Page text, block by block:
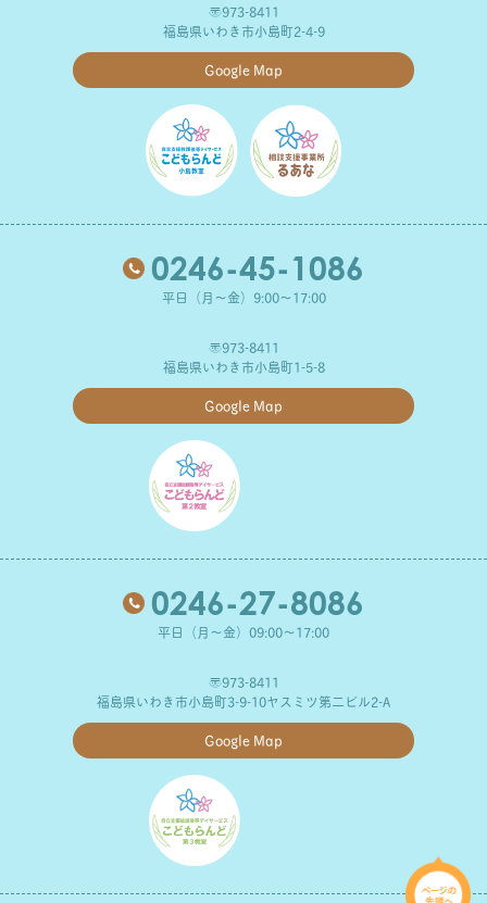
〒973-8411
福島県いわき市小島町2-4-9
Google Map
0246-45-1086
平日（月～金）9:00～17:00
〒973-8411
福島県いわき市小島町1-5-8
Google Map
0246-27-8086
平日（月～金）09:00～17:00
〒973-8411
福島県いわき市小島町3-9-10ヤスミツ第二ビル2-A
Google Map